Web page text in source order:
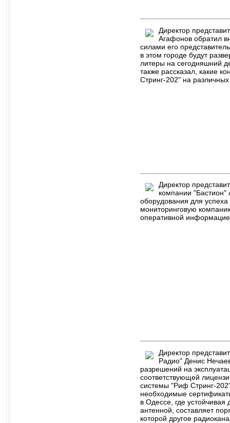
Директор
Агафонов обратил
силами его
в этом городе будут
литеры на сегодняшний
также рассказал, какие
Стринг-202" на
Директор
компании "Бастион"
оборудования для
мониторинговую
оперативной
Директор
Радио" Денис
разрешений на
соответствующей
системы "Риф Стринг-
необходимые
в Одессе, где
антенной, составляет
которой другое